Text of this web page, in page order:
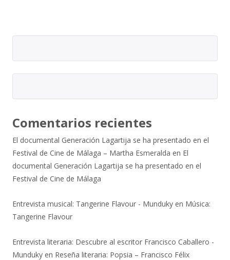
Comentarios recientes
El documental Generación Lagartija se ha presentado en el
Festival de Cine de Málaga – Martha Esmeralda en El
documental Generación Lagartija se ha presentado en el
Festival de Cine de Málaga
Entrevista musical: Tangerine Flavour - Munduky en Música:
Tangerine Flavour
Entrevista literaria: Descubre al escritor Francisco Caballero -
Munduky en Reseña literaria: Popsia – Francisco Félix